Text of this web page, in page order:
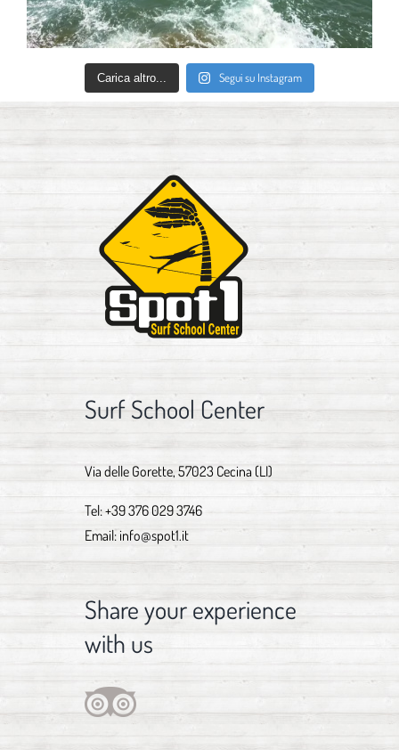
Carica altro... Segui su Instagram
Surf School Center
Via delle Gorette, 57023 Cecina (LI)
Tel:+39 376 029 3746
Email: info@spot1.it
Share your experience
with us